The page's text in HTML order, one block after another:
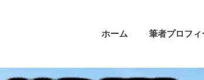
ホーム 筆者プロフィ